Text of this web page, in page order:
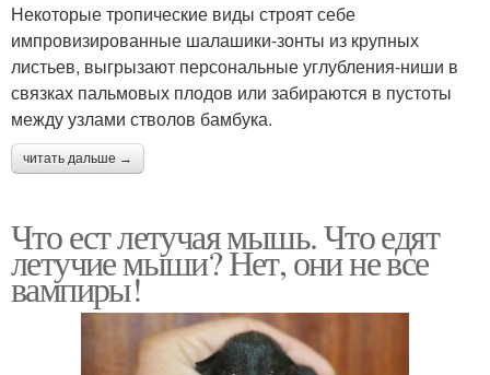
Некоторые тропические виды строят себе
импровизированные шалашики-зонты из крупных
листьев, выгрызают персональные углубления-ниши в
связках пальмовых плодов или забираются в пустоты
между узлами стволов бамбука.
читать дальше →
Что ест летучая мышь. Что едят
летучие мыши? Нет, они не все
вампиры!